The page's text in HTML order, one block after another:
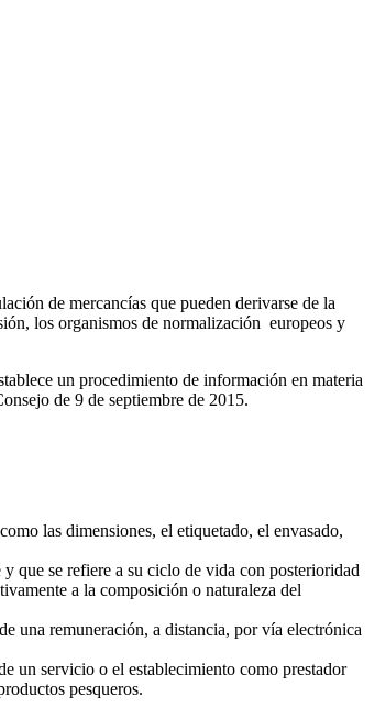
de mercancías que pueden derivarse de la
los organismos de normalización europeos y
un procedimiento de información en materia
de 9 de septiembre de 2015.
las dimensiones, el etiquetado, el envasado,
que se refiere a su ciclo de vida con posterioridad
a la composición o naturaleza del
una remuneración, a distancia, por vía electrónica
un servicio o el establecimiento como prestador
pesqueros.